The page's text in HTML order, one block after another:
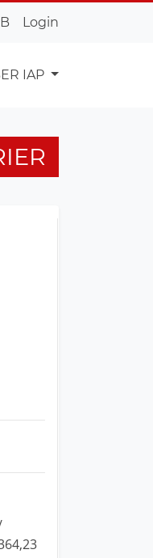
Login
IAP